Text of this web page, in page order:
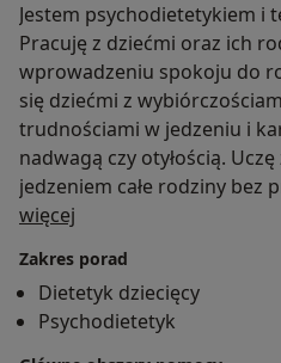
Jestem psychodietetykiem i
Pracuję z dziećmi oraz ich
wprowadzeniu spokoju do
się dziećmi z
trudnościami w jedzeniu i
nadwagą czy otyłością.
jedzeniem całe rodziny bez
Wierzę, że to właśnie
drogowskazem.
więcej
Zakres porad
Dietetyk dziecięcy
Psychodietetyk